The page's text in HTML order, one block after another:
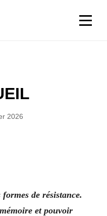
2026
de résistance.
et pouvoir